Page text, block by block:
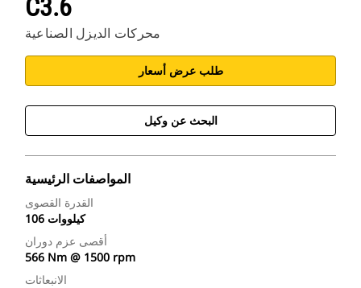
C3.6
محركات الديزل الصناعية
طلب عرض أسعار
البحث عن وكيل
المواصفات الرئيسية
القدرة القصوى
106 كيلووات
أقصى عزم دوران
566 Nm @ 1500 rpm
الانبعاثات